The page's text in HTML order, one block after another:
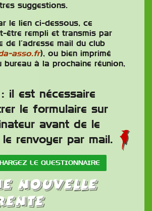
suggestions.
le lien ci-dessous, ce
être rempli et transmis par
de l’adresse mail du club
asso.fr), ou bien imprimé
bureau à la prochaine réunion,
il est nécessaire
le formulaire sur
avant de le
renvoyer par mail.
LE QUESTIONNAIRE
nouvelle